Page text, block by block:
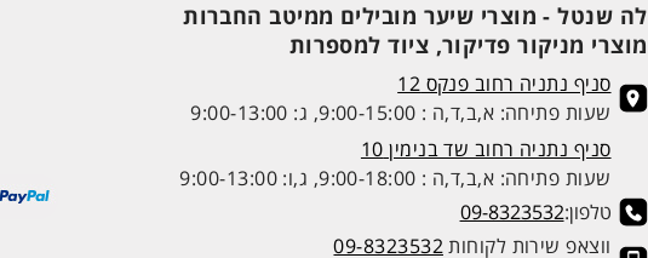
לה שנטל - מוצרי שיער מובילים ממיטב החברות
מוצרי מניקור פדיקור, ציוד למספרות
סניף נתניה רחוב פנקס 12
שעות פתיחה: א,ב,ד,ה : 9:00-15:00, ג: 9:00-13:00
סניף נתניה רחוב שד בנימין 10
שעות פתיחה: א,ב,ד,ה : 9:00-18:00, ג,ו: 9:00-13:00
טלפון:09-8323532
ווצאפ שירות לקוחות09-8323532